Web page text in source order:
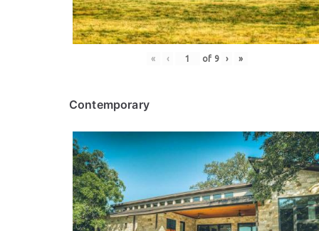
« ‹ of 9 › »
Contemporary